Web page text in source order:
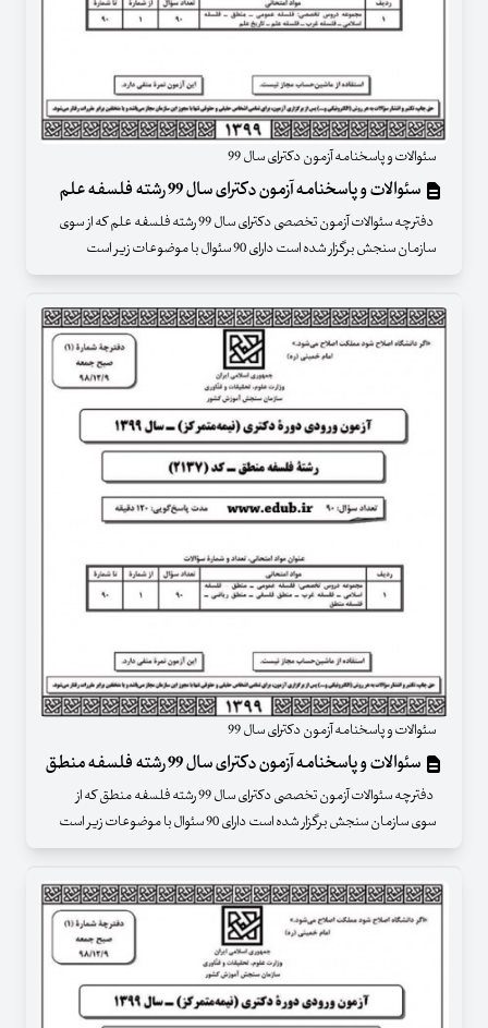
سئوالات و پاسخنامه آزمون دکترای سال 99
سئوالات و پاسخنامه آزمون دکترای سال 99 رشته فلسفه علم
دفترچه سئوالات آزمون تخصصی دکترای سال 99 رشته فلسفه علم که از سوی
سازمان سنجش برگزار شده است دارای 90 سئوال با موضوعات زیر است
سئوالات و پاسخنامه آزمون دکترای سال 99
سئوالات و پاسخنامه آزمون دکترای سال 99 رشته فلسفه منطق
دفترچه سئوالات آزمون تخصصی دکترای سال 99 رشته فلسفه منطق که از
سوی سازمان سنجش برگزار شده است دارای 90 سئوال با موضوعات زیر است